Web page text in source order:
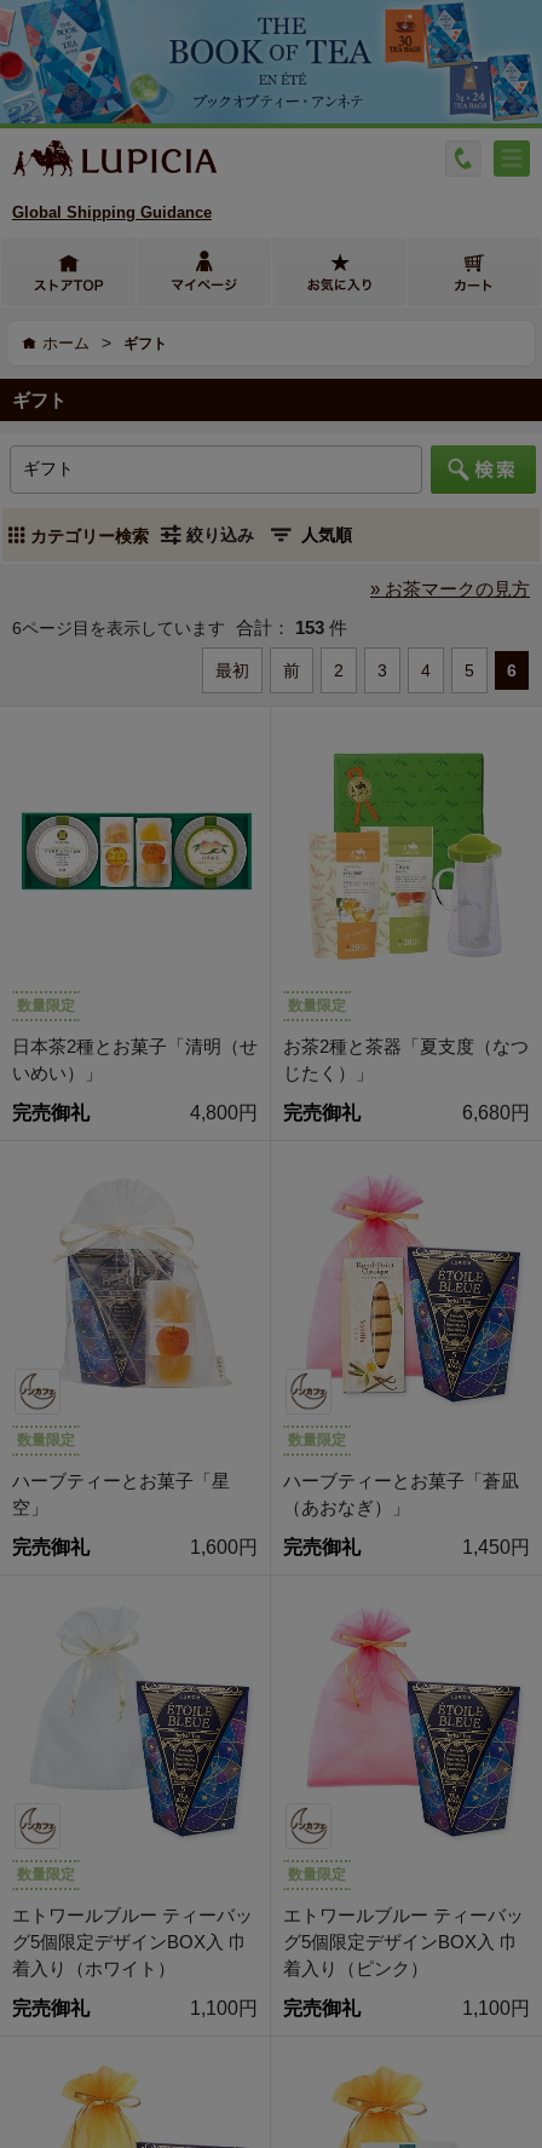
Global Shipping Guidance
ホーム > ギフト
ギフト
カテゴリー検索 絞り込み
» お茶マークの見方
6ページ目を表示しています 合計： 153 件
最初 前 2 3 4 5 6
数量限定
日本茶2種とお菓子「清明（せ
いめい）」
完売御礼
4,800円
数量限定
お茶2種と茶器「夏支度（なつ
じたく）」
完売御礼
6,680円
数量限定
ハーブティーとお菓子「星
空」
完売御礼
1,600円
数量限定
ハーブティーとお菓子「蒼凪
（あおなぎ）」
完売御礼
1,450円
数量限定
エトワールブルー ティーバッ
グ5個限定デザインBOX入 巾
着入り（ホワイト）
完売御礼
1,100円
数量限定
エトワールブルー ティーバッ
グ5個限定デザインBOX入 巾
着入り（ピンク）
完売御礼
1,100円